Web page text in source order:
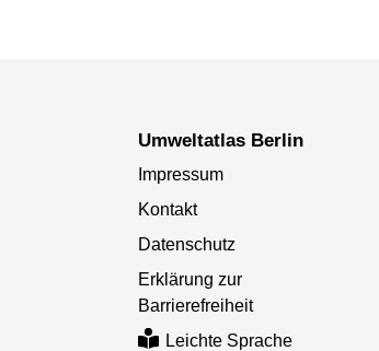
Umweltatlas Berlin
Impressum
Kontakt
Datenschutz
Erklärung zur
Barrierefreiheit
Leichte Sprache